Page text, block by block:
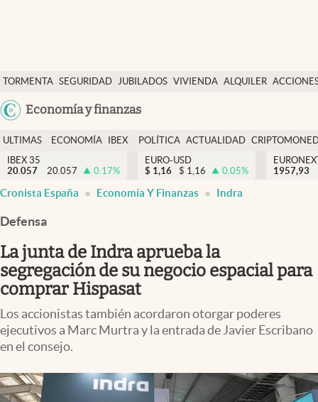
TORMENTA SEGURIDAD JUBILADOS VIVIENDA ALQUILER
USA
Economía y finanzas
Economía y finanzas
Política
Actualidad
Criptomonedas
España
ULTIMAS
NOTICIAS
ECONOMÍA
FINANZAS
IBEX
EURO
POLÍTICA ACTUALIDAD
IBEX 35
20.057
20.057 0.17%
EURO-USD
$ 1,16 $ 1,16 0.05%
1957,93
Cronista España Economía Y Finanzas Indra
Defensa
La junta de Indra aprueba la
segregación de su negocio espacial para
comprar Hispasat
Los accionistas también acordaron otorgar poderes
ejecutivos a Marc Murtra y la entrada de Javier Escribano
en el consejo.